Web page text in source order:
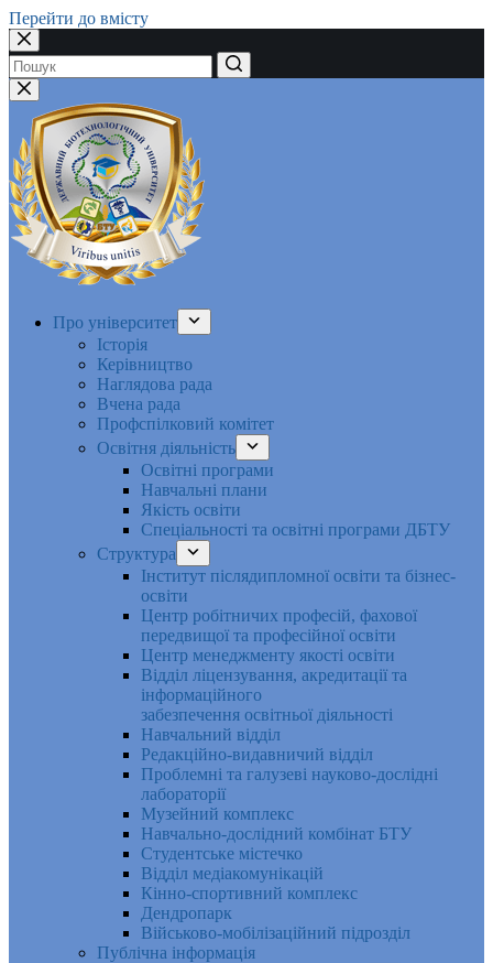
Перейти до вмісту
Немає
результатів
Про університет
Історія
Керівництво
Наглядова рада
Вчена рада
Профспілковий комітет
Освітня діяльність
Освітні програми
Навчальні плани
Якість освіти
Спеціальності та освітні програми ДБТУ
Структура
Інститут післядипломної освіти та бізнес-
освіти
Центр робітничих професій, фахової
передвищої та професійної освіти
Центр менеджменту якості освіти
Відділ ліцензування, акредитації та
інформаційного
забезпечення освітньої діяльності
Навчальний відділ
Редакційно-видавничий відділ
Проблемні та галузеві науково-дослідні
лабораторії
Музейний комплекс
Навчально-дослідний комбінат БТУ
Студентське містечко
Відділ медіакомунікацій
Кінно-спортивний комплекс
Дендропарк
Військово-мобілізаційний підрозділ
Публічна інформація